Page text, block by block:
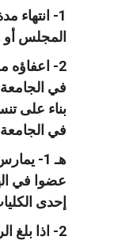
1- انتهاء
المجلس أو
2-
في
بناء على
في
هـ 1-
عضوا في
إحدى
2- اذا بلغ